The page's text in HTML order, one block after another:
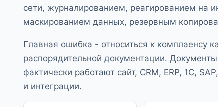
сети, журналированием, реагированием на
маскированием данных, резервным
Главная ошибка - относиться к комплаенсу
распорядительной документации.
фактически работают сайт, CRM, ERP, 1С,
и интеграции.